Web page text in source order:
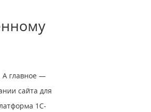
А главное ―
сайта для
1С-